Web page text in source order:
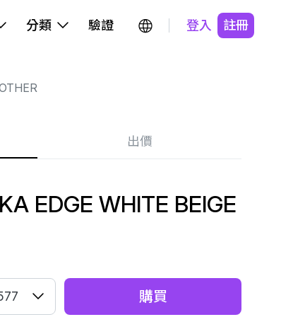
分類 驗證 登入 註冊
出價
EDGE WHITE BEIGE
購買